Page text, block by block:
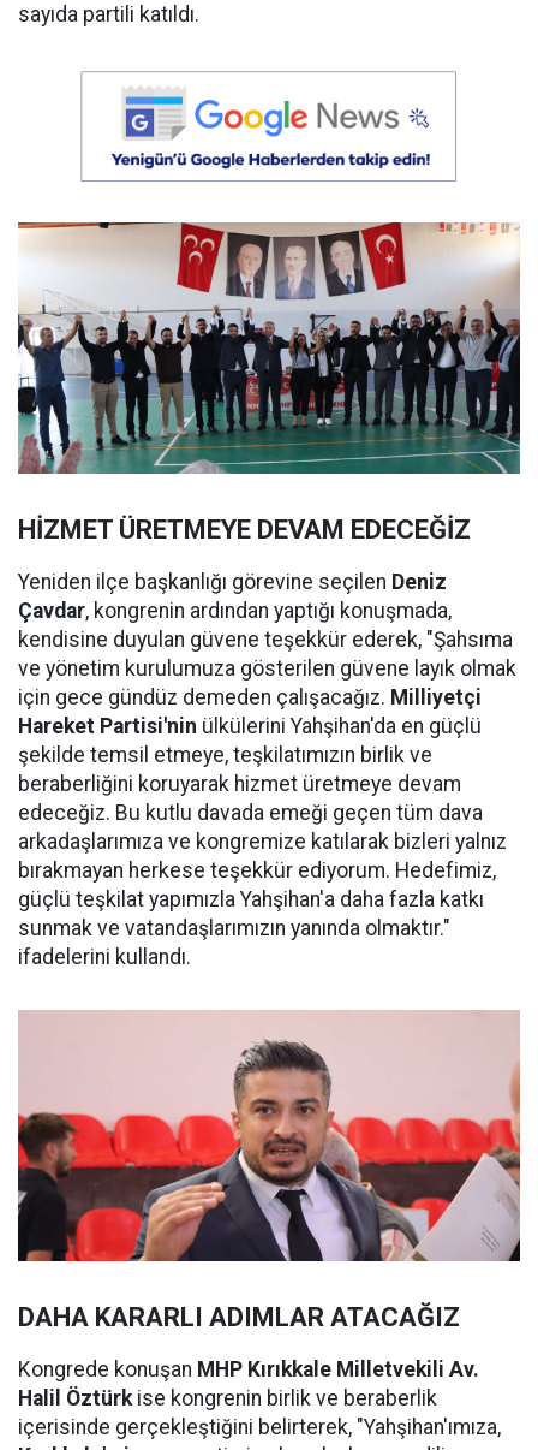
sayıda partili katıldı.
HİZMET ÜRETMEYE DEVAM EDECEĞİZ
Yeniden ilçe başkanlığı görevine seçilen Deniz
Çavdar, kongrenin ardından yaptığı konuşmada,
kendisine duyulan güvene teşekkür ederek, "Şahsıma
ve yönetim kurulumuza gösterilen güvene layık olmak
için gece gündüz demeden çalışacağız. Milliyetçi
Hareket Partisi'nin ülkülerini Yahşihan'da en güçlü
şekilde temsil etmeye, teşkilatımızın birlik ve
beraberliğini koruyarak hizmet üretmeye devam
edeceğiz. Bu kutlu davada emeği geçen tüm dava
arkadaşlarımıza ve kongremize katılarak bizleri yalnız
bırakmayan herkese teşekkür ediyorum. Hedefimiz,
güçlü teşkilat yapımızla Yahşihan'a daha fazla katkı
sunmak ve vatandaşlarımızın yanında olmaktır."
ifadelerini kullandı.
DAHA KARARLI ADIMLAR ATACAĞIZ
Kongrede konuşan MHP Kırıkkale Milletvekili Av.
Halil Öztürkise kongrenin birlik ve beraberlik
içerisinde gerçekleştiğini belirterek, "Yahşihan'ımıza,